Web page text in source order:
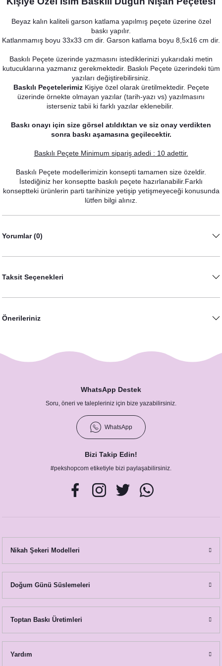
18,00 TL
Bordo Çiçek Konsept Kutulu Mum Hediyelik
Beyaz kalın kaliteli garson katlama yapılmış peçete üzerine özel
baskı yapılır.
Katlanmamış boyu 33x33 cm dir. Garson katlama boyu 8,5x16 cm dir.
Baskılı Peçete üzerinde yazmasını istediklerinizi yukarıdaki metin
kutucuklarına yazmanız gerekmektedir. Baskılı Peçete üzerindeki tüm
yazıları değiştirebilirsiniz.
Baskılı Peçetelerimiz Kişiye özel olarak üretilmektedir. Peçete
üzerinde örnekte olmayan yazılar (tarih-yazı vs) yazılmasını
isterseniz tabii ki farklı yazılar eklenebilir.
Baskı onayı için size görsel atıldıktan ve siz onay verdikten
sonra baskı aşamasına geçilecektir.
Baskılı Peçete Minimum sipariş adedi : 10 adettir.
Baskılı Peçete modellerimizin konsepti tamamen size özeldir.
İstediğiniz her konseptte baskılı peçete hazırlanabilir.Farklı
konseptteki ürünlerin parti tarihinize yetişip yetişmeyeceği konusunda
lütfen bilgi alınız.
Yorumlar (0)
Taksit Seçenekleri
Önerileriniz
WhatsApp Destek
Soru, öneri ve talepleriniz için bize yazabilirsiniz.
WhatsApp
Bizi Takip Edin!
#pekshopcom etiketiyle bizi paylaşabilirsiniz.
Nikah Şekeri Modelleri
Doğum Günü Süslemeleri
Toptan Baskı Üretimleri
Yardım